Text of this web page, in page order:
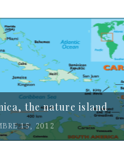
the nature island
15, 2012